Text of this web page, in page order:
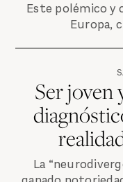
Este polémico y
Europa,
Ser joven
La